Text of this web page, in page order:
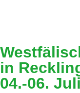
in
04.-06.